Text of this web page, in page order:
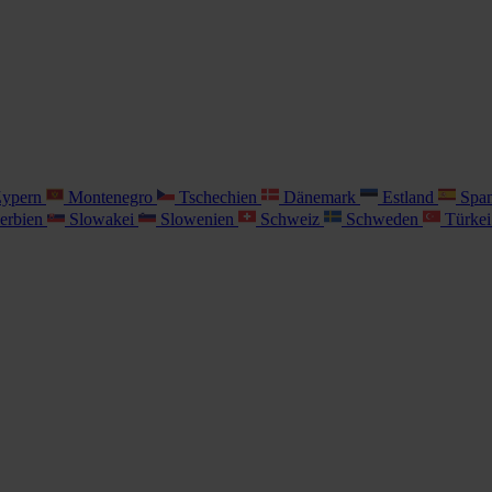
Montenegro Tschechien Dänemark Estland
Slowakei Slowenien Schweiz Schweden